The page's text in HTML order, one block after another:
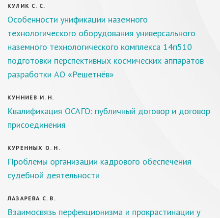
КУЛИК С. С.
Особенности унификации наземного
технологического оборудования универсального
наземного технологического комплекса 14п510
подготовки перспективных космических аппаратов
разработки АО «Решетнёв»
КУННИЕВ И. Н.
Квалификация ОСАГО: публичный договор и договор
присоединения
КУРЕННЫХ О. Н.
Проблемы организации кадрового обеспечения
судебной деятельности
ЛАЗАРЕВА С. В.
Взаимосвязь перфекционизма и прокрастинации у